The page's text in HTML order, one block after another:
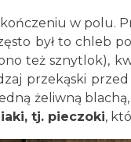
w polu.
był to chleb
też sznytlok),
przekąski
żeliwną
tj. pieczoki,